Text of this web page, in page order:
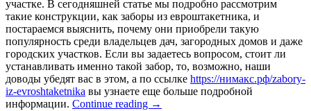
участке. В сегодняшней статье мы подробно рассмотрим
такие конструкции, как заборы из евроштакетника, и
постараемся выяснить, почему они приобрели такую
популярность среди владельцев дач, загородных домов и даже
городских участков. Если вы задаетесь вопросом, стоит ли
устанавливать именно такой забор, то, возможно, наши
доводы убедят вас в этом, а по ссылке https://нимакс.рф/zabory-
iz-evroshtaketnika вы узнаете еще больше подробной
информации. Continue reading Заборы
→